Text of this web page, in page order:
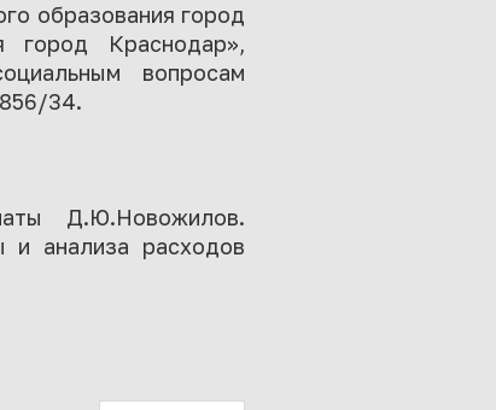
образования город
город Краснодар»,
вопросам
34.
Д.Ю.Новожилов.
и анализа расходов